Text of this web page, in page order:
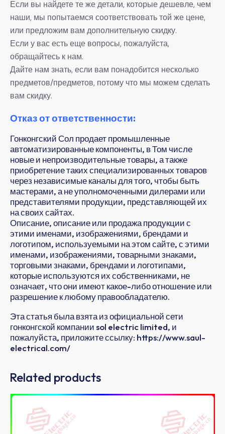
Если вы найдете те же детали, которые дешевле, чем
наши, мы попытаемся соответствовать той же цене,
или предложим вам дополнительную скидку.
Если у вас есть еще вопросы, пожалуйста,
обращайтесь к нам.
Дайте нам знать, если вам понадобится несколько
предметов/предметов, потому что мы можем сделать
вам скидку.
Отказ от ответственности:
Гонконгский Сол продает промышленные
автоматизированные компоненты, в Том числе
новые и непроизводительные товары, а также
приобретение таких специализированных товаров
через независимые каналы для того, чтобы быть
мастерами, а не уполномоченными дилерами или
представителями продукции, представляющей их
на своих сайтах.
Описание, описание или продажа продукции с
этими именами, изображениями, брендами и
логотипом, используемыми на этом сайте, с этими
именами, изображениями, товарными знаками,
торговыми знаками, брендами и логотипами,
которые используются их собственниками, не
означает, что они имеют какое-либо отношение или
разрешение к любому правообладателю.
Эта статья была взята из официальной сети
гонконгской компании sol electric limited, и
пожалуйста, приложите ссылку: https://www.saul-
electrical.com/
Related products